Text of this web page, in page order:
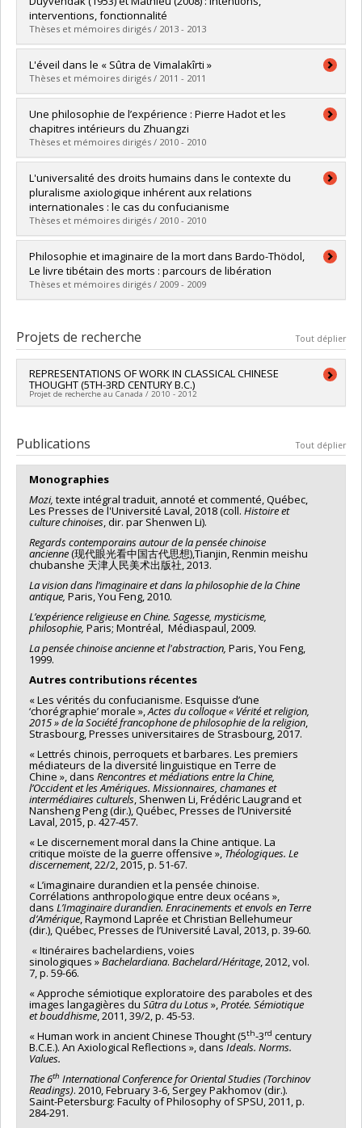
Diplôme obtenu :Ph. D.
Lien vers le document dans Papyrus
interventions, fonctionnalité
Thèses et mémoires dirigés / 2013 - 2013
Diplômé(e) :Laporte, Luc
Cycle : Maîtrise
Diplôme obtenu :M.A.
Lien vers le document dans Papyrus
L'éveil dans le « Sûtra de Vimalakîrti »
Thèses et mémoires dirigés / 2011 - 2011
Diplômé(e) :Pelletier, Jean-Sébastien
Cycle :Maîtrise
Diplôme obtenu :M.A.
Lien vers le document dans Papyrus
Une philosophie de l’expérience : Pierre Hadot et les
chapitres intérieurs du Zhuangzi
Thèses et mémoires dirigés / 2010 - 2010
Diplômé(e) : Drouin-Trempe, Victor
Cycle :Maîtrise
Diplôme obtenu :M.A.
Lien vers le document dans Papyrus
L'universalité des droits humains dans le contexte du
pluralisme axiologique inhérent aux relations
internationales : le cas du confucianisme
Thèses et mémoires dirigés / 2010 - 2010
Diplômé(e) :Drolet, Marie-Josée
Cycle :Doctorat
Diplôme obtenu :Ph. D.
Lien vers le document dans Papyrus
Philosophie et imaginaire de la mort dans Bardo-Thödol,
Le livre tibétain des morts : parcours de libération
Thèses et mémoires dirigés / 2009 - 2009
Cycle : Maîtrise
Diplôme obtenu :M.A.
Lien vers le document dans Papyrus
Projets de recherche Tout déplier
REPRESENTATIONS OF WORK IN CLASSICAL CHINESE
THOUGHT (5TH-3RD CENTURY B.C.)
Projet de recherche au Canada / 2010 - 2012
Publications Tout déplier
Monographies
Mozi, texte intégral traduit, annoté et commenté, Québec,
Les Presses de l'Université Laval, 2018 (coll. Histoire et
culture chinoises, dir. par Shenwen Li).
Regards contemporains autour de la pensée chinoise
ancienne(现代眼光看中国古代思想),Tianjin, Renmin meishu
chubanshe 天津人民美术出版社, 2013.
La vision dans l’imaginaire et dans la philosophie de la Chine
antique, Paris, You Feng, 2010.
L’expérience religieuse en Chine. Sagesse, mysticisme,
philosophie, Paris; Montréal, Médiaspaul, 2009.
La pensée chinoise ancienne et l'abstraction, Paris, You Feng,
1999.
Autres contributions récentes
« Les vérités du confucianisme. Esquisse d’une
‘chorégraphie’ morale »,Actes du colloque « Vérité et religion,
2015 » de la Société francophone de philosophie de la religion,
Strasbourg, Presses universitaires de Strasbourg, 2017.
« Lettrés chinois, perroquets et barbares. Les premiers
médiateurs de la diversité linguistique en Terre de
Chine », dans Rencontres et médiations entre la Chine,
l’Occident et les Amériques. Missionnaires, chamanes et
intermédiaires culturels, Shenwen Li, Frédéric Laugrand et
Nansheng Peng (dir.), Québec, Presses de l’Université
Laval, 2015, p. 427-457.
« Le discernement moral dans la Chine antique. La
critique moïste de la guerre offensive », Théologiques. Le
discernement, 22/2, 2015, p. 51-67.
« L’imaginaire durandien et la pensée chinoise.
Corrélations anthropologique entre deux océans »,
dans L’Imaginaire durandien. Enracinements et envols en Terre
d’Amérique, Raymond Laprée et Christian Bellehumeur
(dir.), Québec, Presses de l’Université Laval, 2013, p. 39-60.
« Itinéraires bachelardiens, voies
sinologiques »Bachelardiana. Bachelard/Héritage, 2012, vol.
7, p. 59-66.
« Approche sémiotique exploratoire des paraboles et des
images langagières du Sūtra du Lotus»,Protée. Sémiotique
et bouddhisme, 2011, 39/2, p. 45-53.
« Human work in ancient Chinese Thought (5th-3rd century
B.C.E.). An Axiological Reflections », dansIdeals. Norms.
Values.
The 6th International Conference for Oriental Studies (Torchinov
Readings). 2010, February 3-6, Sergey Pakhomov (dir.).
Saint-Petersburg: Faculty of Philosophy of SPSU, 2011, p.
284-291.